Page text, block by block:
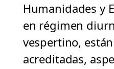
Humanidades y
en régimen
vespertino, están
acreditadas,